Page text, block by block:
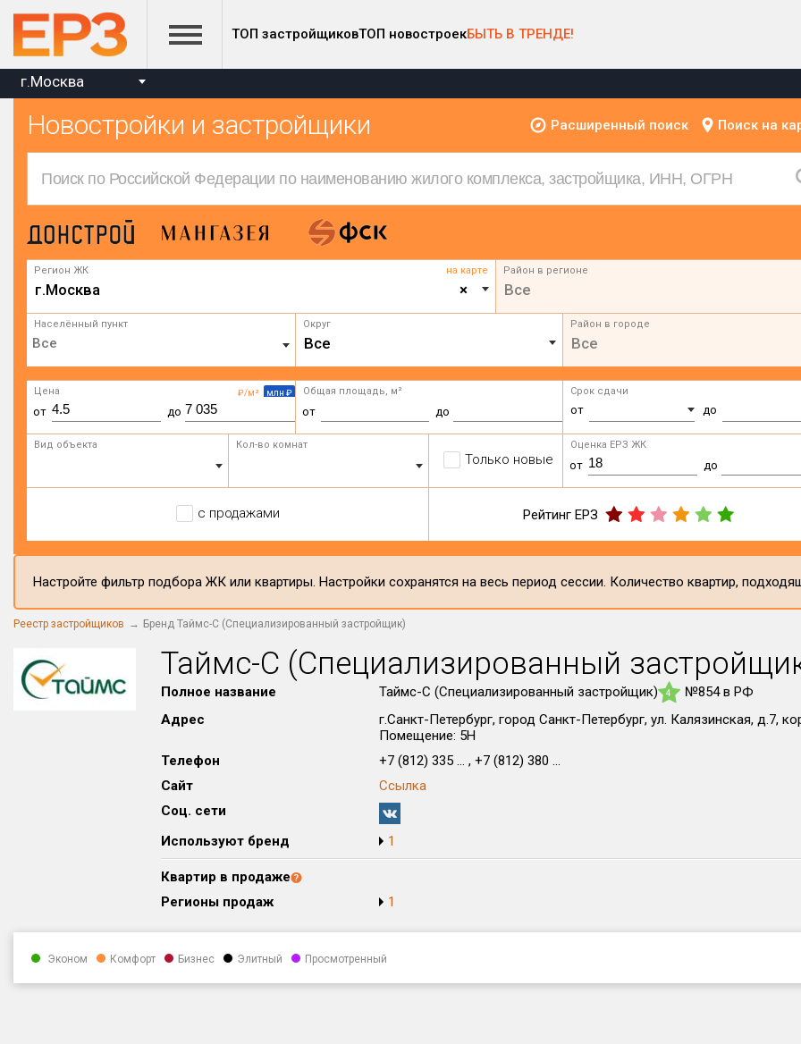
ТОП застройщиковТОП новостроекБЫТЬ В ТРЕНДЕ!
г.Москва
Новостройки и застройщики Расширенный поиск Поиск на
Регион ЖК на карте
×
г.Москва
Район в регионе
Все
Населённый пункт Округ
Все
Район в городе
Все
₽/м² млн ₽
Цена
от до
Общая площадь, м²
от до
Срок сдачи
от до
Вид объекта Кол-во комнат
Только новые
Оценка ЕРЗ ЖК
от до
с продажами Рейтинг ЕРЗ
Настройте фильтр подбора ЖК или квартиры. Настройки сохранятся на весь период сессии. Количество квартир,
Реестр застройщиков Бренд Таймс-С (Специализированный застройщик)
Таймс-С (Специализированный
Полное название
Таймс-С (Специализированный застройщик) 4
№854 в РФ
Адрес
г.Санкт-Петербург, город Санкт-Петербург, ул. Калязинская, д.7,
Помещение: 5Н
Телефон
+7 (812) 335 ... , +7 (812) 380 ...
Сайт
Ссылка
Соц. сети
Используют бренд
1
Квартир в продаже
Регионы продаж
1
Эконом Комфорт Бизнес Элитный Просмотренный